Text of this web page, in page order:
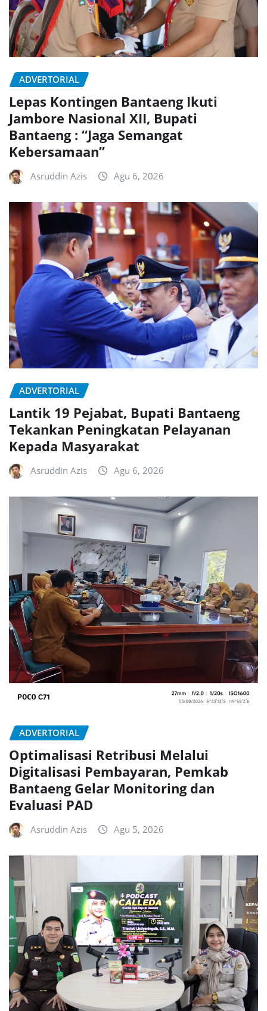
ADVERTORIAL
Lepas Kontingen Bantaeng Ikuti
Jambore Nasional XII, Bupati
Bantaeng : “Jaga Semangat
Kebersamaan”
Asruddin Azis Agu 6, 2026
ADVERTORIAL
Lantik 19 Pejabat, Bupati Bantaeng
Tekankan Peningkatan Pelayanan
Kepada Masyarakat
Asruddin Azis Agu 6, 2026
ADVERTORIAL
Optimalisasi Retribusi Melalui
Digitalisasi Pembayaran, Pemkab
Bantaeng Gelar Monitoring dan
Evaluasi PAD
Asruddin Azis Agu 5, 2026